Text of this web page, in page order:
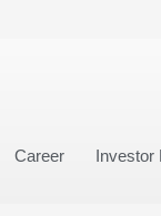
Career Investor